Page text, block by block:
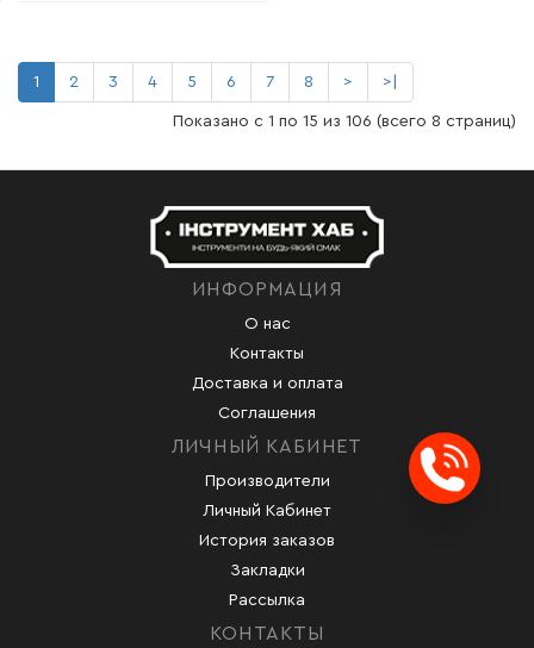
1 2 3 4 5 6 7 8 > >|
Показано с 1 по 15 из 106 (всего 8 страниц)
ИНФОРМАЦИЯ
О нас
Контакты
Доставка и оплата
Соглашения
ЛИЧНЫЙ КАБИНЕТ
Производители
Личный Кабинет
История заказов
Закладки
Рассылка
КОНТАКТЫ